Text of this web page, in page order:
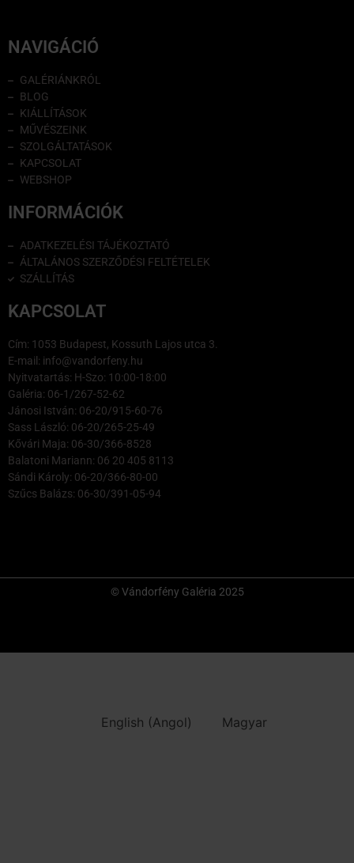
NAVIGÁCIÓ
GALÉRIÁNKRÓL
BLOG
KIÁLLÍTÁSOK
MŰVÉSZEINK
SZOLGÁLTATÁSOK
KAPCSOLAT
WEBSHOP
INFORMÁCIÓK
ADATKEZELÉSI TÁJÉKOZTATÓ
ÁLTALÁNOS SZERZŐDÉSI FELTÉTELEK
SZÁLLÍTÁS
KAPCSOLAT
Cím: 1053 Budapest, Kossuth Lajos utca 3.
E-mail: info@vandorfeny.hu
Nyitvatartás: H-Szo: 10:00-18:00
Galéria: 06-1/267-52-62
Jánosi István: 06-20/915-60-76
Sass László: 06-20/265-25-49
Kővári Maja: 06-30/366-8528
Balatoni Mariann: 06 20 405 8113
Sándi Károly: 06-20/366-80-00
Szűcs Balázs: 06-30/391-05-94
© Vándorfény Galéria 2025
English (Angol) Magyar